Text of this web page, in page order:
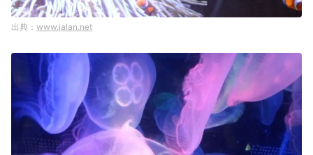
www.jalan.net